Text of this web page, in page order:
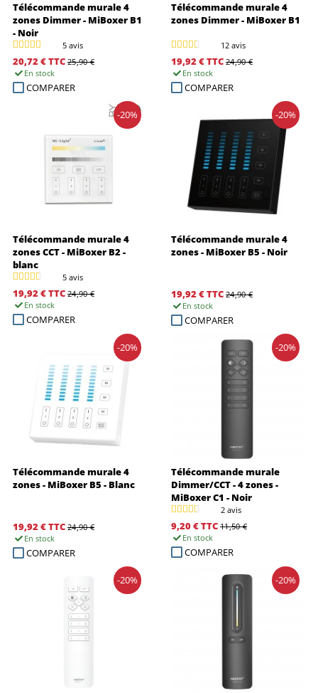
Télécommande murale 4
zones Dimmer - MiBoxer B1
- Noir
5 avis
20,72 €TTC 25,90 €
En stock
COMPARER
Télécommande murale 4
zones Dimmer - MiBoxer B1
12 avis
19,92 €TTC 24,90 €
En stock
COMPARER
Télécommande murale 4
zones CCT - MiBoxer B2 -
blanc
5 avis
-20%
19,92 €TTC 24,90 €
En stock
COMPARER
Télécommande murale 4
zones - MiBoxer B5 - Noir
-20%
19,92 €TTC 24,90 €
En stock
COMPARER
Télécommande murale 4
zones - MiBoxer B5 - Blanc
-20%
19,92 €TTC 24,90 €
En stock
COMPARER
Télécommande murale
Dimmer/CCT - 4 zones -
MiBoxer C1 - Noir
2 avis
-20%
9,20 €TTC 11,50 €
En stock
COMPARER
-20% -20%